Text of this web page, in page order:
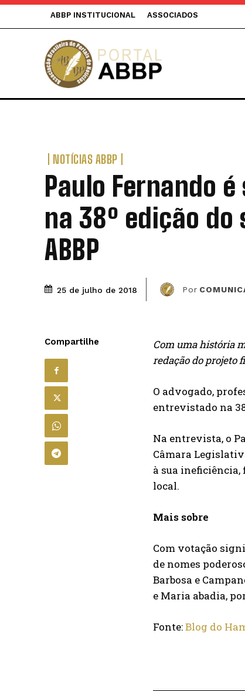
ABBP INSTITUCIONAL ASSOCIADOS
NOTÍCIAS ABBP
Paulo Fernando
na 38º edição do
ABBP
25 de julho de 2018 Por
Compartilhe
Com uma história
redação do projeto
O advogado,
entrevistado na
Na entrevista, o
Câmara
à sua
local.
Mais sobre
Com votação
de nomes
Barbosa e
e Maria abadia,
Fonte:Blog do